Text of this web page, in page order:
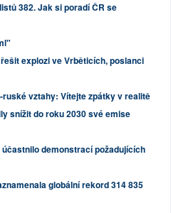
382. Jak si poradí ČR se
explozi ve Vrběticích, poslanci
ruské vztahy: Vítejte zpátky v realitě
snížit do roku 2030 své emise
demonstrací požadujících
globální rekord 314 835